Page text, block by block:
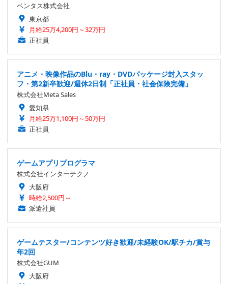
ベンタス株式会社
東京都
月給25万4,200円～32万円
正社員
アニメ・映像作品のBlu・ray・DVDパッケージ封入スタッ
フ・第2新卒歓迎/週休2日制「正社員・社会保険完備」
株式会社Meta Sales
愛知県
月給25万1,100円～50万円
正社員
ゲームアプリプログラマ
株式会社インターテクノ
大阪府
時給2,500円～
派遣社員
ゲームテスター/コンテンツ好き歓迎/未経験OK/駅チカ/賞与
年2回
株式会社GUM
大阪府